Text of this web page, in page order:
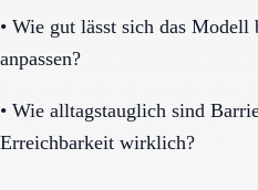
• Wie gut lässt sich das
anpassen?
• Wie alltagstauglich sind
Erreichbarkeit wirklich?